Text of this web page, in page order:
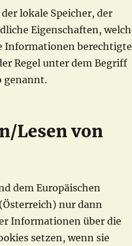
lokale Speicher, der
Eigenschaften,
Informationen
Regel unter dem Begriff
genannt.
Lesen von
dem Europäischen
nur dann
Informationen über die
setzen, wenn sie